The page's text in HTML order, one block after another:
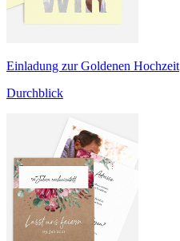
Einladung zur Goldenen Hochzeit
Durchblick